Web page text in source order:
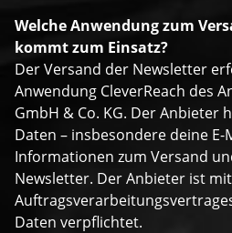
Welche Anwendung zum
kommt zum Einsatz?
Der Versand der Newsletter
Anwendung CleverReach des
GmbH & Co. KG. Der Anbieter
Daten – insbesondere deine
Informationen zum Versand
Newsletter. Der Anbieter ist
Daten verpflichtet.